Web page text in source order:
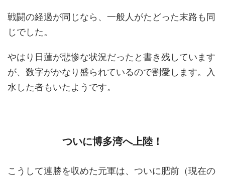
戦闘の経過が同じなら、一般人がたどった末路も同
じでした。
やはり日蓮が悲惨な状況だったと書き残しています
が、数字がかなり盛られているので割愛します。入
水した者もいたようです。
ついに博多湾へ上陸！
こうして連勝を収めた元軍は、ついに肥前（現在の